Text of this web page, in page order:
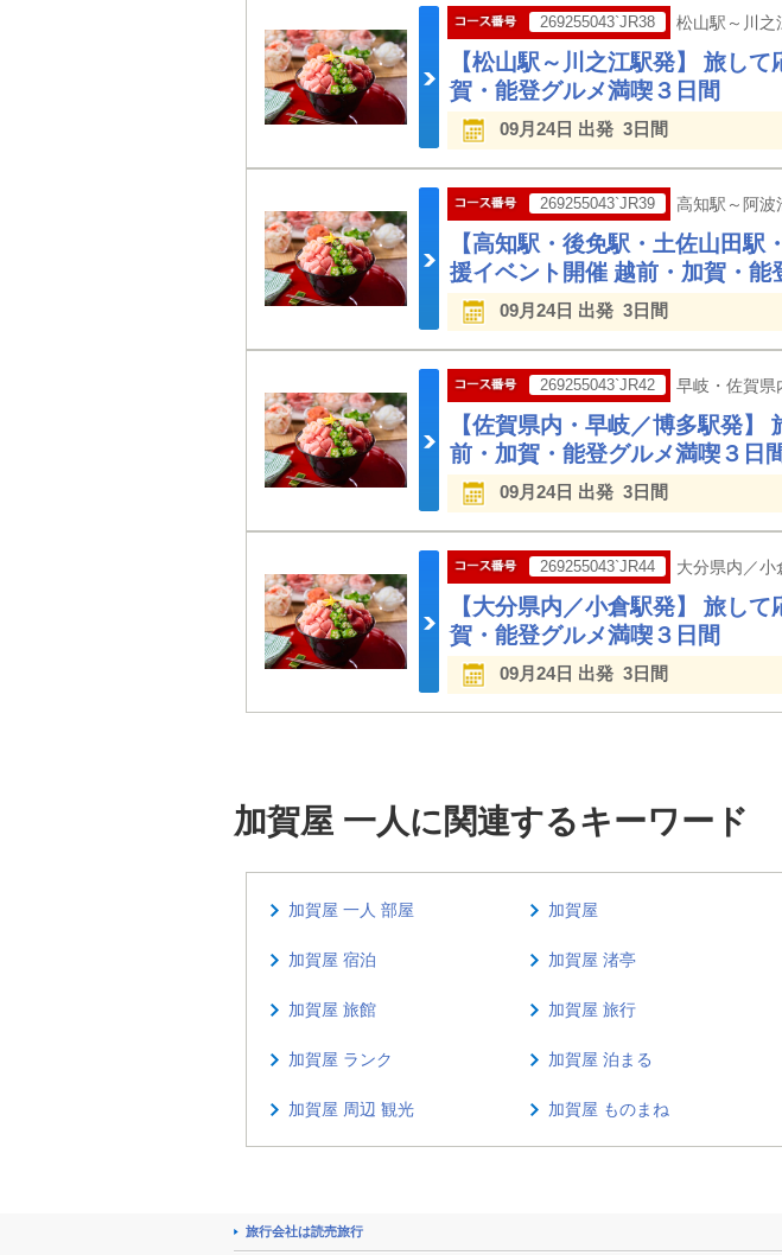
269255043`JR38 松山駅～川之
【松山駅～川之江駅発】 旅し
賀・能登グルメ満喫３日間
09月24日 出発 3日間
269255043`JR39 高知駅～阿波
【高知駅・後免駅・土佐山田
援イベント開催 越前・加賀・能
09月24日 出発 3日間
269255043`JR42 早岐・佐賀県
【佐賀県内・早岐／博多駅発
前・加賀・能登グルメ満喫３日
09月24日 出発 3日間
269255043`JR44 大分県内／小
【大分県内／小倉駅発】 旅し
賀・能登グルメ満喫３日間
09月24日 出発 3日間
加賀屋 一人に関連するキーワード
加賀屋 一人 部屋 加賀屋
加賀屋 宿泊 加賀屋 渚亭
加賀屋 旅館 加賀屋 旅行
加賀屋 ランク 加賀屋 泊まる
加賀屋 周辺 観光 加賀屋 ものまね
旅行会社は読売旅行